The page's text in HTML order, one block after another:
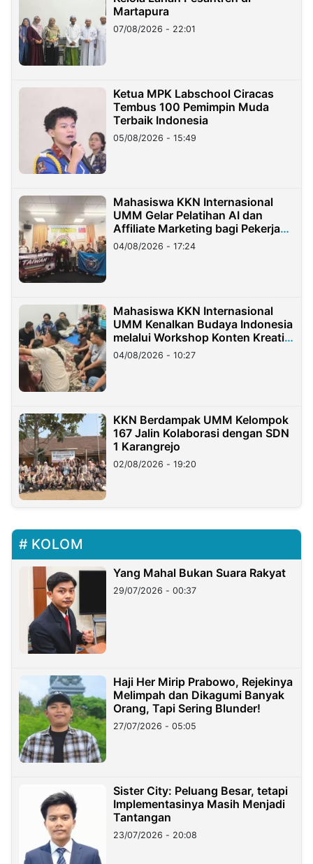
Martapura
07/08/2026 - 22:01
Ketua MPK Labschool Ciracas
Tembus 100 Pemimpin Muda
Terbaik Indonesia
05/08/2026 - 15:49
Mahasiswa KKN Internasional
UMM Gelar Pelatihan AI dan
Affiliate Marketing bagi Pekerja
Migran Indonesia di Taiwan
04/08/2026 - 17:24
Mahasiswa KKN Internasional
UMM Kenalkan Budaya Indonesia
melalui Workshop Konten Kreatif
di Taiwan
04/08/2026 - 10:27
KKN Berdampak UMM Kelompok
167 Jalin Kolaborasi dengan SDN
1 Karangrejo
02/08/2026 - 19:20
KOLOM
Yang Mahal Bukan Suara Rakyat
29/07/2026 - 00:37
Haji Her Mirip Prabowo, Rejekinya
Melimpah dan Dikagumi Banyak
Orang, Tapi Sering Blunder!
27/07/2026 - 05:05
Sister City: Peluang Besar, tetapi
Implementasinya Masih Menjadi
Tantangan
23/07/2026 - 20:08